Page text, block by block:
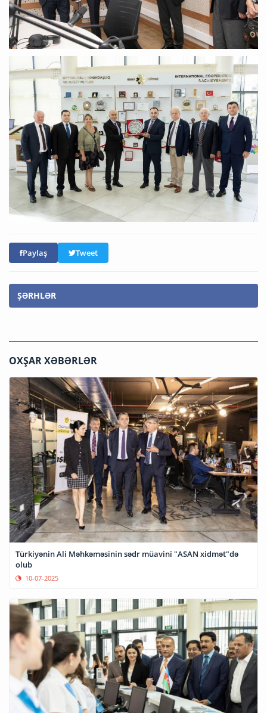
Paylaş Tweet
ŞƏRHLƏR
OXŞAR XƏBƏRLƏR
Türkiyənin Ali Məhkəməsinin sədr müavini "ASAN xidmət"də
olub
10-07-2025